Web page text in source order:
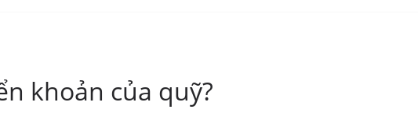
khoản của quỹ?